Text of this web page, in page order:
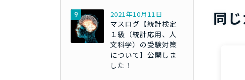
同
2021年10月11日
マスログ【統計検定
１級（統計応用、人
文科学）の受験対策
について】公開しま
した！